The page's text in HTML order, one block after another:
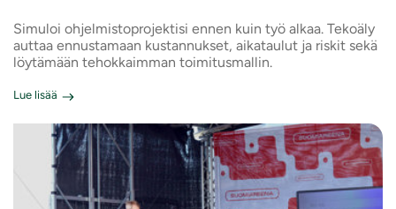
Simuloi ohjelmistoprojektisi ennen kuin työ alkaa. Tekoäly
auttaa ennustamaan kustannukset, aikataulut ja riskit sekä
löytämään tehokkaimman toimitusmallin.
Lue lisää